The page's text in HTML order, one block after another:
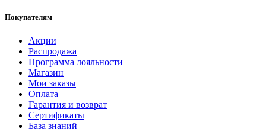
Покупателям
Акции
Распродажа
Программа лояльности
Магазин
Мои заказы
Оплата
Гарантия и возврат
Сертификаты
База знаний